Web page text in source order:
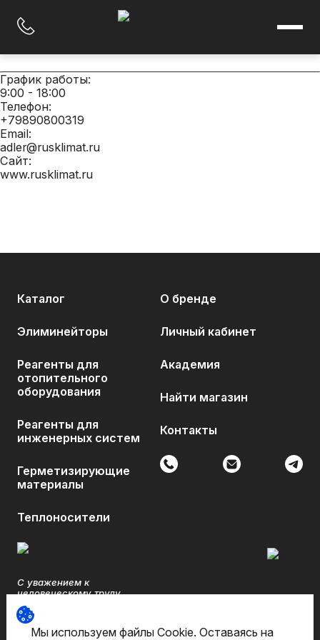
На главную
Каталог
Элиминейторы
Реагенты для отопительного оборудования
Реагенты для инженерных систем
Герметизирующие материалы
Теплоносители
О бренде
График работы:
9:00 - 18:00
Телефон:
+79890800319
Email:
adler@rusklimat.ru
Сайт:
www.rusklimat.ru
С уважением к
человеческому труду.
©Pipal Chemicals 2026. Все
Каталог
Элиминейторы
Реагенты для
отопительного
оборудования
Реагенты для
инженерных систем
Герметизирующие
материалы
Теплоносители
О бренде
Личный кабинет
Академия
Найти магазин
Контакты
Мы используем файлы Cookie. Оставаясь на